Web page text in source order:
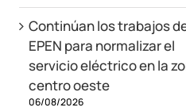
Continúan los trabajos
EPEN para normalizar el
servicio eléctrico en la
centro oeste
06/08/2026